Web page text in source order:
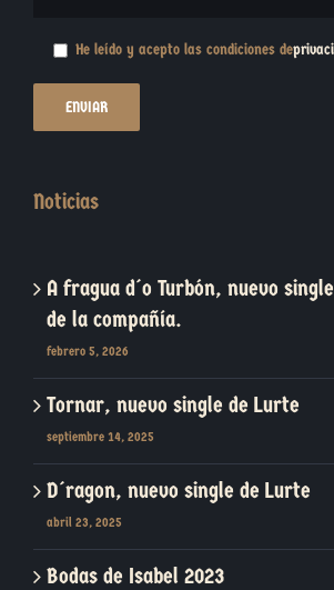
He leído y acepto las condiciones de
Noticias
A fragua d´o Turbón, nuevo
de la compañía.
febrero 5, 2026
Tornar, nuevo single de Lurte
septiembre 14, 2025
D´ragon, nuevo single de Lurte
abril 23, 2025
Bodas de Isabel 2023